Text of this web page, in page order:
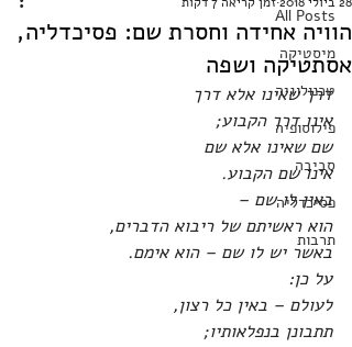
All Posts
מיסטיקה
טכנולוגיה
פילוסופיה
סביבה
פסיכדליה
תרבות
הוויה אחידה וחסרת שם: פסיכדליה,
אסתטיקה ושפה
דרך שאינו אלא דרך
אינו דרך הקבוע;
שם שאינו אלא שם
אינו שם הקבוע.
באין לו שם –
הוא ראשיתם של ריבוא הדברים,
באשר יש לו שם – הוא אימם.
על כן:
לעולם – באין כל רצון,
תתבונן בנפלאותיו;